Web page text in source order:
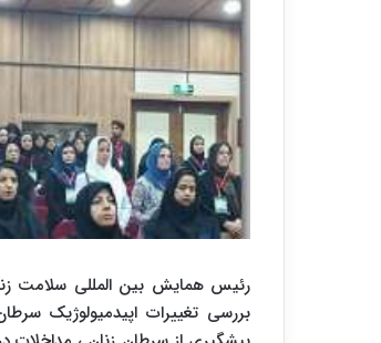
رئیس همایش بین المللی سلامت
بررسی تغییرات اپیدمیولوژیک